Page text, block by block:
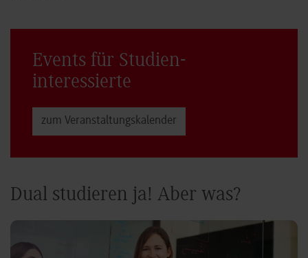
Events für Studien­
interessierte
zum Veranstaltungs­kalender
Dual studieren ja! Aber was?